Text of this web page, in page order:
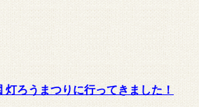
灯ろうまつりに行ってきました！